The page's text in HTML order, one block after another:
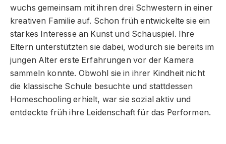
wuchs gemeinsam mit ihren drei Schwestern in einer
kreativen Familie auf. Schon früh entwickelte sie ein
starkes Interesse an Kunst und Schauspiel. Ihre
Eltern unterstützten sie dabei, wodurch sie bereits im
jungen Alter erste Erfahrungen vor der Kamera
sammeln konnte. Obwohl sie in ihrer Kindheit nicht
die klassische Schule besuchte und stattdessen
Homeschooling erhielt, war sie sozial aktiv und
entdeckte früh ihre Leidenschaft für das Performen.